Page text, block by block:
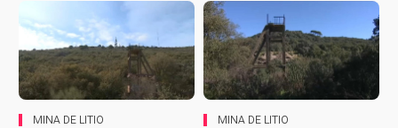
MINA DE LITIO MINA DE LITIO